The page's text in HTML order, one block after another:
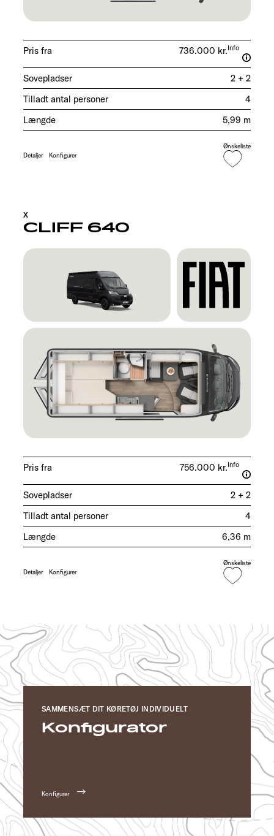
Pris fra 736.000 kr.Info
Sovepladser
2 + 2
Tilladt antal personer
4
Længde
5,99 m
Detaljer Konfigurer
Ønskeliste
CLIFF 640
X
Pris fra 756.000 kr.Info
Sovepladser
2 + 2
Tilladt antal personer
4
Længde
6,36 m
Detaljer Konfigurer
Ønskeliste
SAMMENSÆT DIT KØRETØJ INDIVIDUELT
Konfigurator
Konfigurer